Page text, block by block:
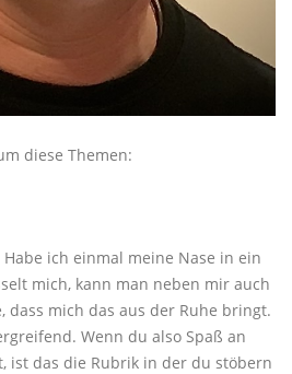
diese Themen:
ich einmal meine Nase in ein
mich, kann man neben mir auch
dass mich das aus der Ruhe bringt.
Wenn du also Spaß an
ist das die Rubrik in der du stöbern